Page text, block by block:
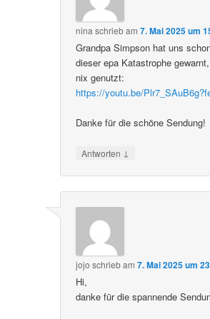
nina schriebam7. Mai 2025 um
Grandpa Simpson hat uns
dieser epa Katastrophe
nix genutzt:
https://youtu.be/
Danke für die schöne Sendung!
Antworten ↓
jojo schriebam7. Mai 2025 um
Hi,
danke für die spannende